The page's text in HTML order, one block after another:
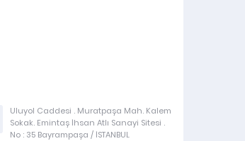
Uluyol Caddesi . Muratpaşa Mah. Kalem
Sokak. Emintaş İhsan Atlı Sanayi Sitesi .
No : 35 Bayrampaşa / İSTANBUL